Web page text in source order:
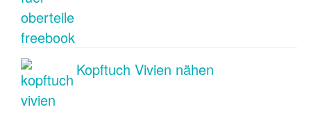
Kopftuch Vivien nähen